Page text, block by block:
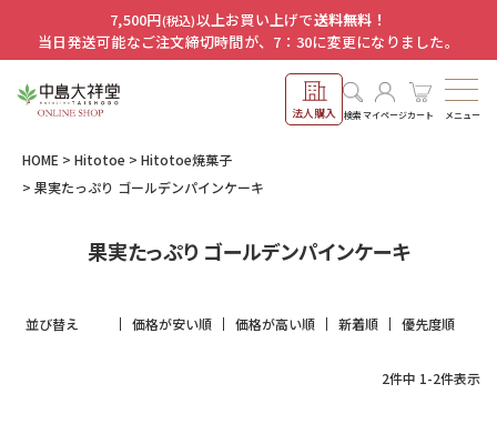
7,500円(税込)以上お買い上げで送料無料！
当日発送可能なご注文締切時間が、7：30に変更になりました。
法人購入 検索マイページカート メニュー
HOME Hitotoe
Hitotoe焼菓子
果実たっぷり ゴールデンパインケーキ
果実たっぷり ゴールデンパインケーキ
並び替え 価格が安い順 価格が高い順 新着順 優先度順
2件中 1-2件表示